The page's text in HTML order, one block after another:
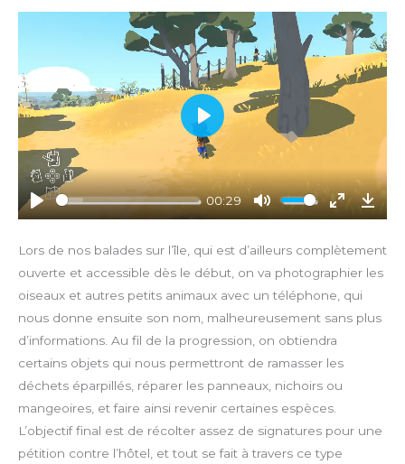
P
y
00:29
M
e
E
e
r
f
l
c
D
n
o
P
l
a
y
Lors de nos balades sur l’île, qui est d’ailleurs complètement
ouverte et accessible dès le début, on va photographier les
oiseaux et autres petits animaux avec un téléphone, qui
nous donne ensuite son nom, malheureusement sans plus
d’informations. Au fil de la progression, on obtiendra
certains objets qui nous permettront de ramasser les
déchets éparpillés, réparer les panneaux, nichoirs ou
mangeoires, et faire ainsi revenir certaines espèces.
L’objectif final est de récolter assez de signatures pour une
pétition contre l’hôtel, et tout se fait à travers ce type